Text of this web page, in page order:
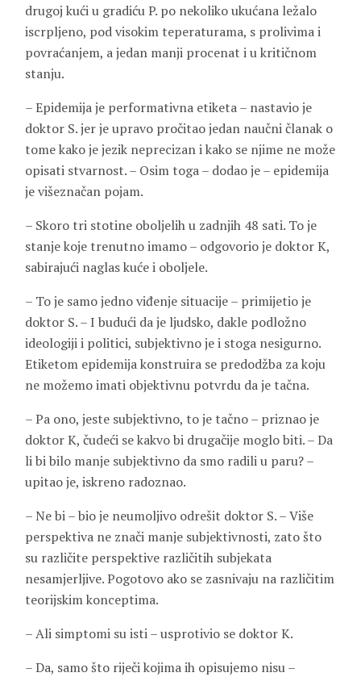
drugoj kući u gradiću P. po nekoliko ukućana ležalo
iscrpljeno, pod visokim teperaturama, s prolivima i
povraćanjem, a jedan manji procenat i u kritičnom
stanju.
– Epidemija je performativna etiketa – nastavio je
doktor S. jer je upravo pročitao jedan naučni članak o
tome kako je jezik neprecizan i kako se njime ne može
opisati stvarnost. – Osim toga – dodao je – epidemija
je višeznačan pojam.
– Skoro tri stotine oboljelih u zadnjih 48 sati. To je
stanje koje trenutno imamo – odgovorio je doktor K,
sabirajući naglas kuće i oboljele.
– To je samo jedno viđenje situacije – primijetio je
doktor S. – I budući da je ljudsko, dakle podložno
ideologiji i politici, subjektivno je i stoga nesigurno.
Etiketom epidemija konstruira se predodžba za koju
ne možemo imati objektivnu potvrdu da je tačna.
– Pa ono, jeste subjektivno, to je tačno – priznao je
doktor K, čudeći se kakvo bi drugačije moglo biti. – Da
li bi bilo manje subjektivno da smo radili u paru? –
upitao je, iskreno radoznao.
– Ne bi – bio je neumoljivo odrešit doktor S. – Više
perspektiva ne znači manje subjektivnosti, zato što
su različite perspektive različitih subjekata
nesamjerljive. Pogotovo ako se zasnivaju na različitim
teorijskim konceptima.
– Ali simptomi su isti – usprotivio se doktor K.
– Da, samo što riječi kojima ih opisujemo nisu –